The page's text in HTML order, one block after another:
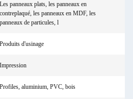
Les panneaux plats, les panneaux en
contreplaqué, les panneaux en MDF, les
panneaux de particules, l
Produits d'usinage
Impression
Profiles, aluminium, PVC, bois